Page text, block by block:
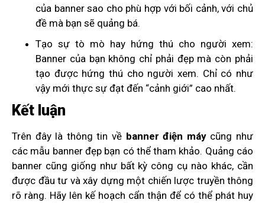
của banner sao cho phù hợp với bối cảnh, với chủ
đề mà bạn sẽ quảng bá.
Tạo sự tò mò hay hứng thú cho người xem:
Banner của bạn không chỉ phải đẹp mà còn phải
tạo được hứng thú cho người xem. Chỉ có như
vậy mới thực sự đạt đến “cảnh giới” cao nhất.
Kết luận
Trên đây là thông tin về banner điện máycũng như
các mẫu banner đẹp bạn có thể tham khảo. Quảng cáo
banner cũng giống như bất kỳ công cụ nào khác, cần
được đầu tư và xây dựng một chiến lược truyền thông
rõ ràng. Hãy lên kế hoạch cẩn thận để có thể phát huy